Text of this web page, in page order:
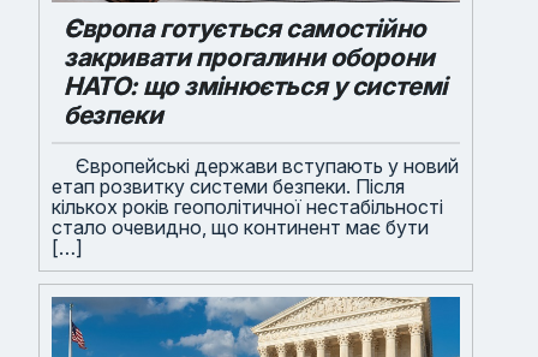
Європа готується самостійно
закривати прогалини оборони
НАТО: що змінюється у системі
безпеки
Європейські держави вступають у новий
етап розвитку системи безпеки. Після
кількох років геополітичної нестабільності
стало очевидно, що континент має бути
[…]